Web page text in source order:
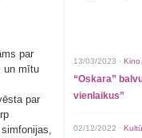
par
un mītu
par
13/03/2023 · Kino
“Oskara”
vienlaikus”
02/12/2022 ·